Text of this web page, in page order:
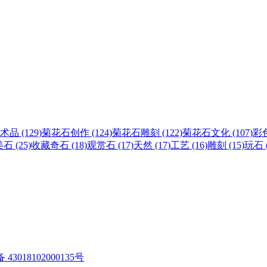
品 (129)菊花石创作 (124)菊花石雕刻 (122)菊花石文化 (107)彩
石 (25)收藏奇石 (18)观赏石 (17)天然 (17)工艺 (16)雕刻 (15)玩石
43018102000135号